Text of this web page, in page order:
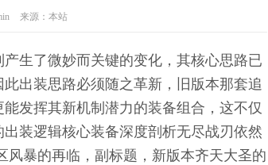
来源：本站
生了微妙而关键的变化，其核心思路已
出装思路必须随之革新，旧版本那套追
发挥其新机制潜力的装备组合，这不仅
装逻辑核心装备深度剖析无尽战刃依然
暴的再临，副标题，新版本齐天大圣的